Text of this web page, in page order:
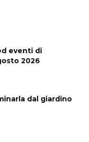
eventi di
2026
dal giardino